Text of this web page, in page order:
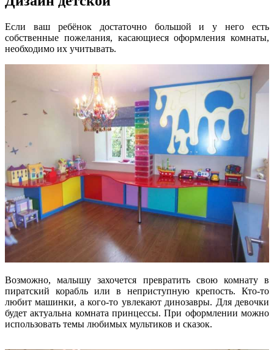
Если ваш ребёнок достаточно большой и у него есть
собственные пожелания, касающиеся оформления комнаты,
необходимо их учитывать.
Возможно, малышу захочется превратить свою комнату в
пиратский корабль или в неприступную крепость. Кто-то
любит машинки, а кого-то увлекают динозавры. Для девочки
будет актуальна комната принцессы. При оформлении можно
использовать темы любимых мультиков и сказок.